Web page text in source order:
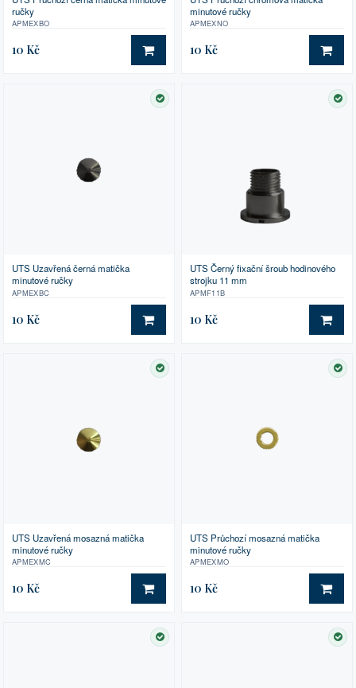
ručky
APMEXBO
10 Kč DO KOŠÍKU
minutové ručky
APMEXNO
10 Kč DO
SKLADEM
UTS Uzavřená černá matička
minutové ručky
APMEXBC
10 Kč DO KOŠÍKU
UTS Černý fixační šroub hodinového
strojku 11 mm
APMF11B
10 Kč DO
SKLADEM
UTS Uzavřená mosazná matička
minutové ručky
APMEXMC
10 Kč DO KOŠÍKU
UTS Průchozí mosazná matička
minutové ručky
APMEXMO
10 Kč DO
SKLADEM